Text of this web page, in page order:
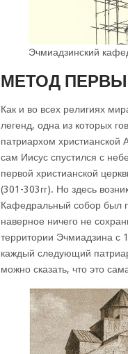
Эчмиадзинский
МЕТОД
Как и во всех религиях
легенд, одна из которых
патриархом христианской
сам Иисус спустился с
первой христианской
(301-303гг). Но здесь
Кафедральный собор был
наверное ничего не
территории Эчмиадзина с
каждый следующий
можно сказать, что это